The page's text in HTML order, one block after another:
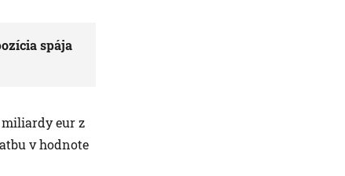
spája
miliardy eur z
v hodnote